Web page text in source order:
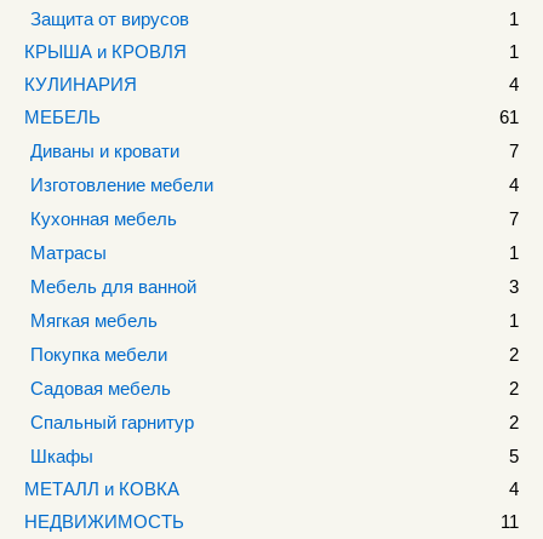
Защита от вирусов
1
КРЫША и КРОВЛЯ
1
КУЛИНАРИЯ
4
МЕБЕЛЬ
61
Диваны и кровати
7
Изготовление мебели
4
Кухонная мебель
7
Матрасы
1
Мебель для ванной
3
Мягкая мебель
1
Покупка мебели
2
Садовая мебель
2
Спальный гарнитур
2
Шкафы
5
МЕТАЛЛ и КОВКА
4
НЕДВИЖИМОСТЬ
11